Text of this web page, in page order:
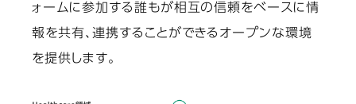
ォームに参加する誰もが相互の信頼をベースに情
報を共有、連携することができるオープンな環境
を提供します。